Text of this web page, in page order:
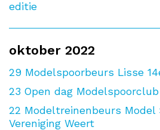
editie
oktober 2022
29 Modelspoorbeurs Lisse
23 Open dag
22 Modeltreinenbeurs Model
Vereniging Weert